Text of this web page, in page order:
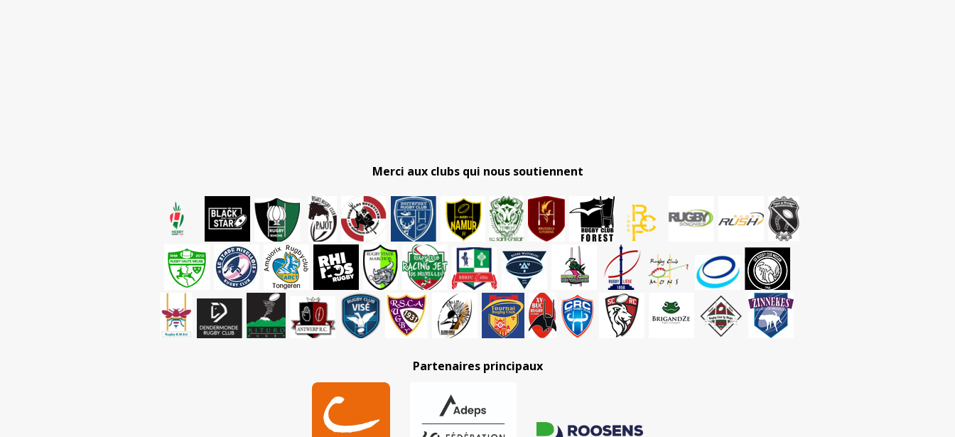
Merci aux clubs qui nous soutiennent
Partenaires principaux